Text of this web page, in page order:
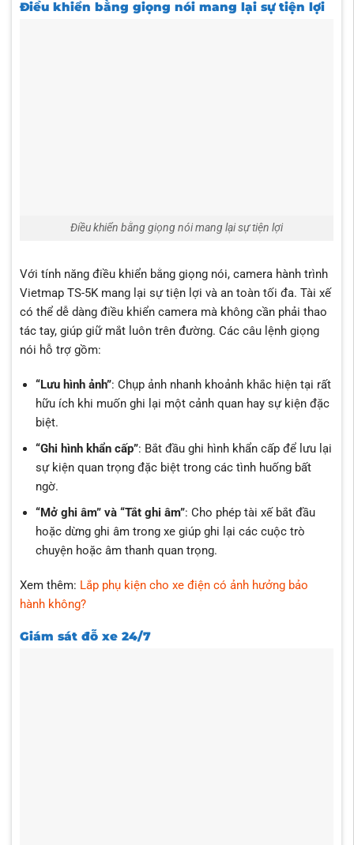
Điều khiển bằng giọng nói mang lại sự tiện lợi
Điều khiển bằng giọng nói mang lại sự tiện lợi
Với tính năng điều khiển bằng giọng nói, camera hành trình
Vietmap TS-5K mang lại sự tiện lợi và an toàn tối đa. Tài xế
có thể dễ dàng điều khiển camera mà không cần phải thao
tác tay, giúp giữ mắt luôn trên đường. Các câu lệnh giọng
nói hỗ trợ gồm:
“Lưu hình ảnh”: Chụp ảnh nhanh khoảnh khắc hiện tại rất
hữu ích khi muốn ghi lại một cảnh quan hay sự kiện đặc
biệt.
“Ghi hình khẩn cấp”: Bắt đầu ghi hình khẩn cấp để lưu lại
sự kiện quan trọng đặc biệt trong các tình huống bất
ngờ.
“Mở ghi âm” và “Tắt ghi âm”: Cho phép tài xế bắt đầu
hoặc dừng ghi âm trong xe giúp ghi lại các cuộc trò
chuyện hoặc âm thanh quan trọng.
Xem thêm: Lắp phụ kiện cho xe điện có ảnh hưởng bảo
hành không?
Giám sát đỗ xe 24/7